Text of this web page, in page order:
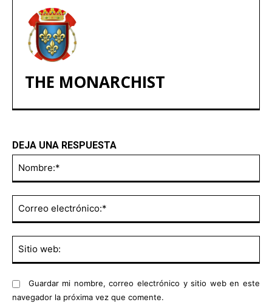
THE MONARCHIST
DEJA UNA RESPUESTA
Guardar mi nombre, correo electrónico y sitio web en este
navegador la próxima vez que comente.